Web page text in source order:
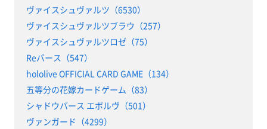
ヴァイスシュヴァルツ（6530）
ヴァイスシュヴァルツブラウ（257）
ヴァイスシュヴァルツロゼ（75）
Reバース（547）
hololive OFFICIAL CARD GAME（134）
五等分の花嫁カードゲーム（83）
シャドウバース エボルヴ（501）
ヴァンガード（4299）